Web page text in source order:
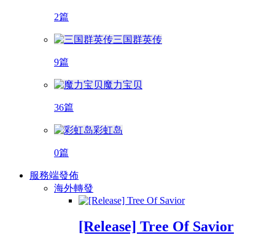
2篇
三国群英传
9篇
魔力宝贝
36篇
彩虹岛
0篇
服務端發佈
海外轉發
[Release] Tree Of Savior